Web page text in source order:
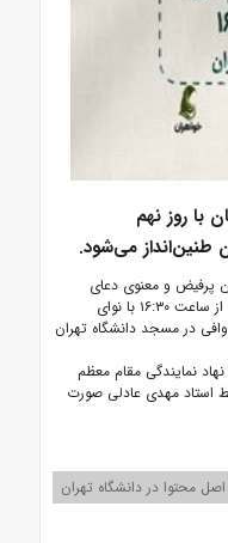
با روز نهم
طنین‌انداز می‌شود.
پرفیض و معنوی دعای
روح‌بخش عرفه روز چهارشنبه ۷ تیر ماه ۱۴۰۲ از ساعت ۱۶:۳۰ با نوای
در مسجد دانشگاه تهران
نمایندگی مقام معظم
استاد مهدی عادلی صورت
محتوا در دانشگاه تهران